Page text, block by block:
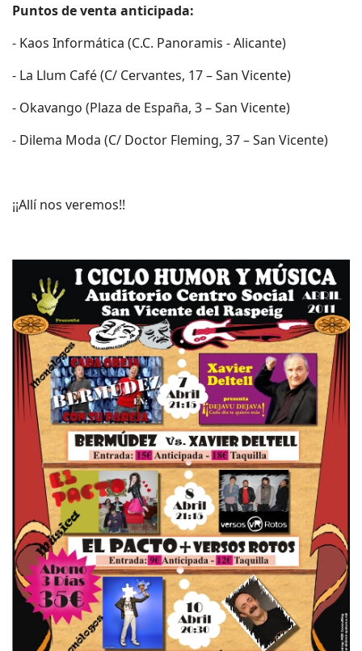
Puntos de venta anticipada:
- Kaos Informática (C.C. Panoramis - Alicante)
- La Llum Café (C/ Cervantes, 17 – San Vicente)
- Okavango (Plaza de España, 3 – San Vicente)
- Dilema Moda (C/ Doctor Fleming, 37 – San Vicente)
¡¡Allí nos veremos!!